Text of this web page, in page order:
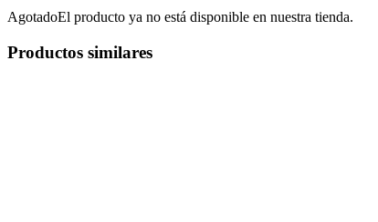
AgotadoEl producto ya no está disponible en nuestra tienda.
Productos similares